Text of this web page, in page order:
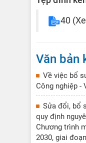
40
Văn bản
Về việc bổ
Công nghiệp -
Sửa đổi, bổ
quy định
Chương trình
2030, giai